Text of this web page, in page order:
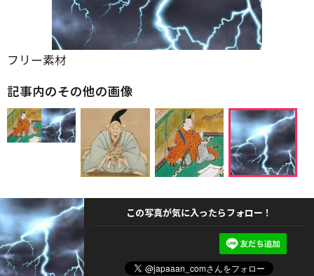
フリー素材
記事内のその他の画像
この写真が気に入ったらフォロー！